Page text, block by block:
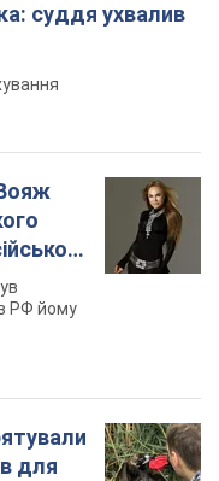
суддя ухвалив
РФ йому
для